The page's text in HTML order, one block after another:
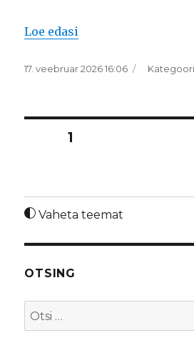
Loe edasi
Postitatud
17. veebruar 2026 16:06 Rubriigid
Postituste
LEHT1
Vaheta teemat
OTSING
Otsi: